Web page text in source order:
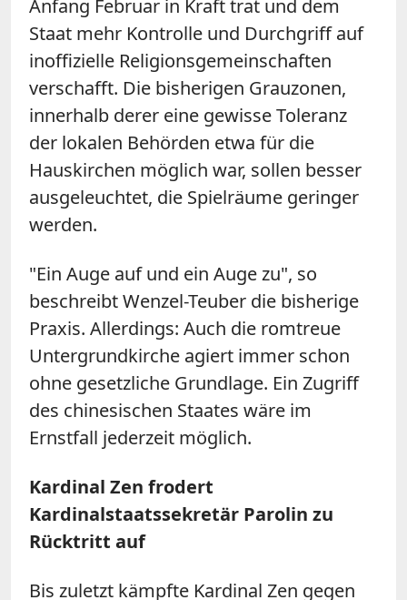
Anfang Februar in Kraft trat und dem
Staat mehr Kontrolle und Durchgriff auf
inoffizielle Religionsgemeinschaften
verschafft. Die bisherigen Grauzonen,
innerhalb derer eine gewisse Toleranz
der lokalen Behörden etwa für die
Hauskirchen möglich war, sollen besser
ausgeleuchtet, die Spielräume geringer
werden.
"Ein Auge auf und ein Auge zu", so
beschreibt Wenzel-Teuber die bisherige
Praxis. Allerdings: Auch die romtreue
Untergrundkirche agiert immer schon
ohne gesetzliche Grundlage. Ein Zugriff
des chinesischen Staates wäre im
Ernstfall jederzeit möglich.
Kardinal Zen frodert
Kardinalstaatssekretär Parolin zu
Rücktritt auf
Bis zuletzt kämpfte Kardinal Zen gegen